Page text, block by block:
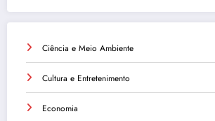
Ciência e Meio Ambiente
Cultura e Entretenimento
Economia